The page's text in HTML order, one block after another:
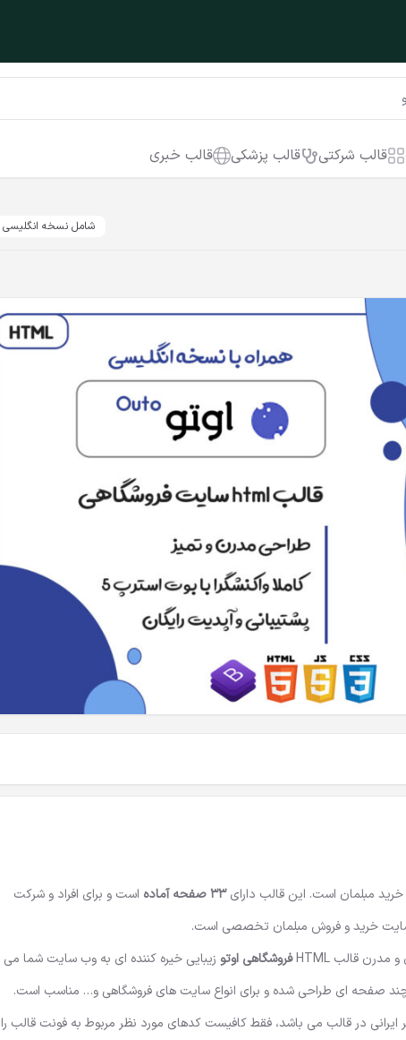
قالب شرکتی قالب پزشکی قالب خبری
شامل نسخه انگلیسی
مبلمان است. این قالب دارای33 صفحه آماده
است و برای افراد و شرکت
سایت خرید و فروش مبلمان تخصصی است.
قالب HTML فروشگاهی اوتو زیبایی خیره کننده ای به وب سایت شما می
صفحه ای طراحی شده و برای انواع سایت های فروشگاهی و… مناسب است.
ایرانی در قالب می باشد، فقط کافیست کدهای مورد نظر مربوط به فونت قالب را